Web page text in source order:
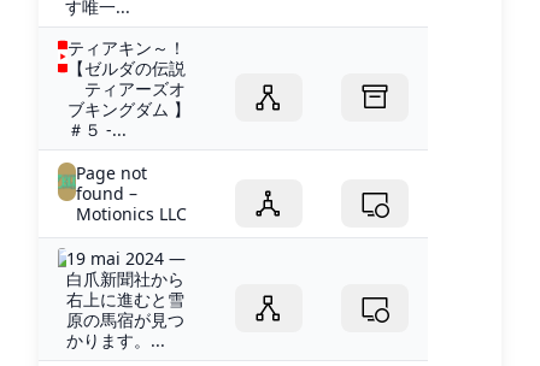
す唯一...
ティアキン～！
【ゼルダの伝説
ティアーズオ
ブキングダム 】
＃５ -...
Page not
found –
Motionics LLC
19 mai 2024 —
白爪新聞社から
右上に進むと雪
原の馬宿が見つ
かります。...